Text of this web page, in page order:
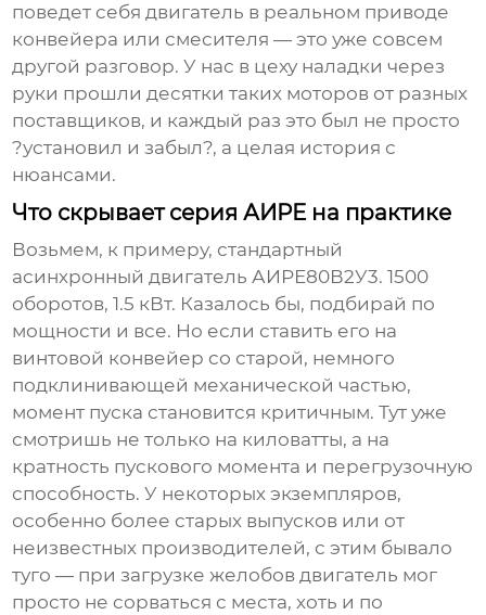
поведет себя двигатель в реальном приводе
конвейера или смесителя — это уже совсем
другой разговор. У нас в цеху наладки через
руки прошли десятки таких моторов от разных
поставщиков, и каждый раз это был не просто
?установил и забыл?, а целая история с
нюансами.
Что скрывает серия АИРЕ на практике
Возьмем, к примеру, стандартный
асинхронный двигатель АИРЕ80В2У3. 1500
оборотов, 1.5 кВт. Казалось бы, подбирай по
мощности и все. Но если ставить его на
винтовой конвейер со старой, немного
подклинивающей механической частью,
момент пуска становится критичным. Тут уже
смотришь не только на киловатты, а на
кратность пускового момента и перегрузочную
способность. У некоторых экземпляров,
особенно более старых выпусков или от
неизвестных производителей, с этим бывало
туго — при загрузке желобов двигатель мог
просто не сорваться с места, хоть и по